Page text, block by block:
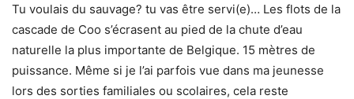
Tu voulais du sauvage? tu vas être servi(e)… Les flots de la
cascade de Coo s’écrasent au pied de la chute d’eau
naturelle la plus importante de Belgique. 15 mètres de
puissance. Même si je l’ai parfois vue dans ma jeunesse
lors des sorties familiales ou scolaires, cela reste